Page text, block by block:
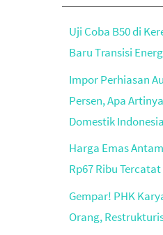
Uji Coba B50 di
Baru Transisi
Impor Perhiasan
Persen, Apa
Domestik
Harga Emas
Rp67 Ribu
Gempar! PHK
Orang,